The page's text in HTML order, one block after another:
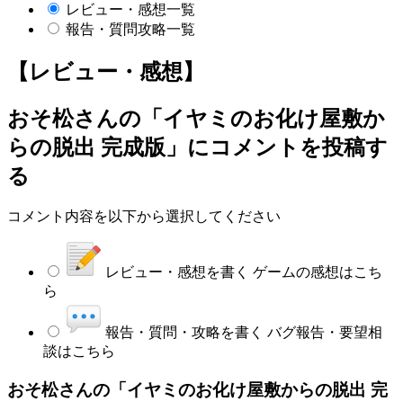
レビュー・感想一覧
報告・質問攻略一覧
【レビュー・感想】
おそ松さんの「イヤミのお化け屋敷か
らの脱出 完成版」 にコメントを投稿す
る
コメント内容を以下から選択してください
レビュー・感想を書く ゲームの感想はこち
ら
報告・質問・攻略を書く バグ報告・要望相
談はこちら
おそ松さんの「イヤミのお化け屋敷からの脱出 完